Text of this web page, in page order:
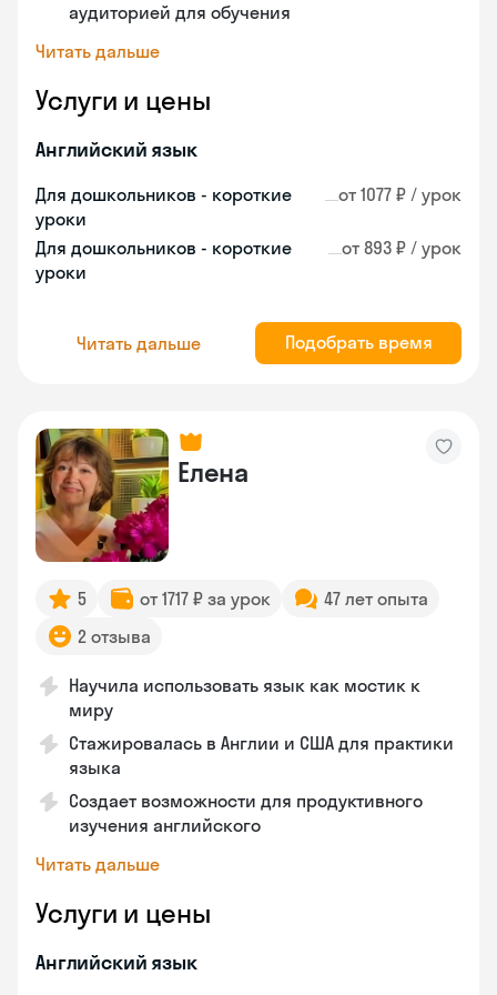
аудиторией для обучения
Читать дальше
Услуги и цены
Английский язык
Для дошкольников - короткие
уроки
от 1077 ₽ / урок
Для дошкольников - короткие
уроки
от 893 ₽ / урок
Читать дальше Подобрать время
Елена
5 от 1717 ₽ за урок
47 лет опыта
2 отзыва
Научила использовать язык как мостик к
миру
Стажировалась в Англии и США для практики
языка
Создает возможности для продуктивного
изучения английского
Читать дальше
Услуги и цены
Английский язык